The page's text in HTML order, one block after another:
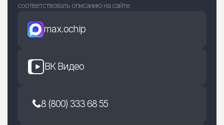
соответствовать описанию на сайте.
max.ochip
ВК Видео
8 (800) 333 68 55